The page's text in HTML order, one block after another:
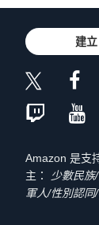
建
Amazon 是支
主：
少數民
軍人/性別認同